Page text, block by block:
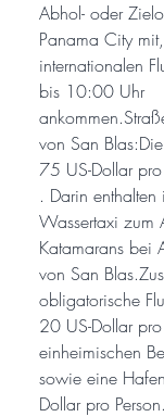
Abhol- oder
Panama City
internationalen
bis 10:00 Uhr
von San
75 US-Dollar
. Darin enthalten
Wassertaxi zum
Katamarans bei
von San
obligatorische
20 US-Dollar
einheimischen
sowie eine
Dollar pro